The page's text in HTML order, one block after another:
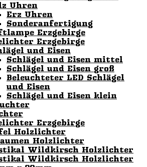
Uhren
Erz Uhren
Sonderanfertigung
Erzgebirge
Erzgebirge
und Eisen
Schlägel und Eisen mittel
Schlägel und Eisen groß
Beleuchteter LED Schlägel
und Eisen
Schlägel und Eisen klein
Erzgebirge
Holzlichter
Holzlichter
Wildkirsch Holzlichter
Wildkirsch Holzlichter